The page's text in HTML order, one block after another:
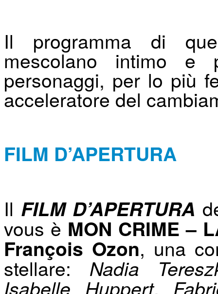
Il programma di
mescolano intimo e
personaggi, per lo più
acceleratore del
FILM D’APERTURA
Il FILM D’APERTURA
vous è MON CRIME –
François Ozon, una
stellare: Nadia
Isabelle Huppert,